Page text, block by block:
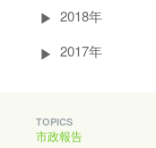
2018年
2017年
TOPICS
市政報告